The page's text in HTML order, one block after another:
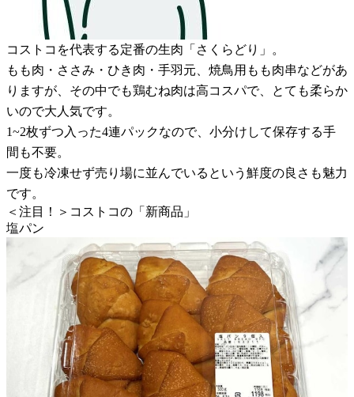
コストコを代表する定番の生肉「さくらどり」。
もも肉・ささみ・ひき肉・手羽元、焼鳥用もも肉串などがあ
りますが、その中でも鶏むね肉は高コスパで、とても柔らか
いので大人気です。
1~2枚ずつ入った4連パックなので、小分けして保存する手
間も不要。
一度も冷凍せず売り場に並んでいるという鮮度の良さも魅力
です。
＜注目！＞コストコの「新商品」
塩パン